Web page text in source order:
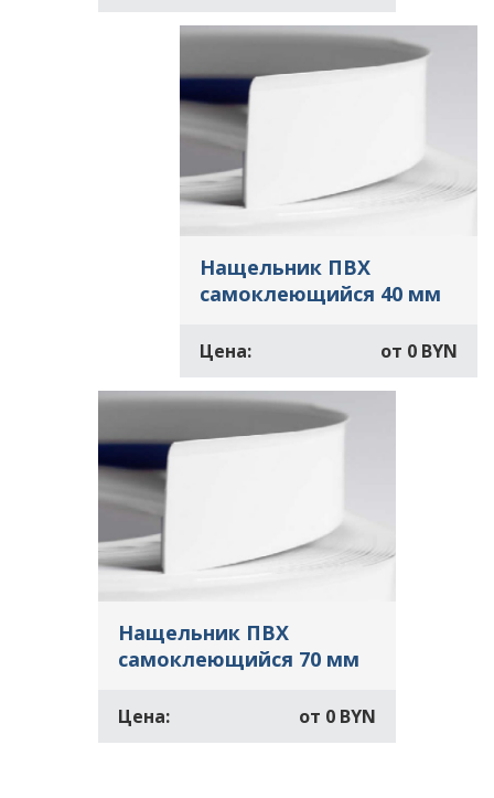
Нащельник ПВХ
самоклеющийся 40 мм
Цена: от 0 BYN
Нащельник ПВХ
самоклеющийся 70 мм
Цена: от 0 BYN